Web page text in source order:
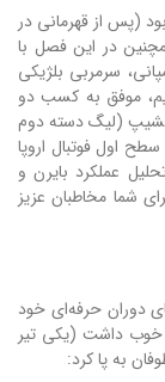
(پس از قهرمانی در
در این فصل با
سرمربی بلژیکی
موفق به کسب دو
(لیگ دسته دوم
اول فوتبال اروپا
عملکرد بایرن و
شما مخاطبان عزیز
دوران حرفه‌ای خود
خوب داشت (یکی تیر
به پا کرد: